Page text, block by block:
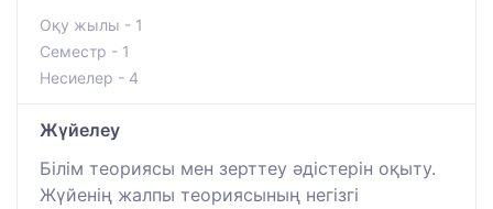
Оқу жылы - 1
Семестр - 1
Несиелер - 4
Жүйелеу
Білім теориясы мен зерттеу әдістерін оқыту.
Жүйенің жалпы теориясының негізгі